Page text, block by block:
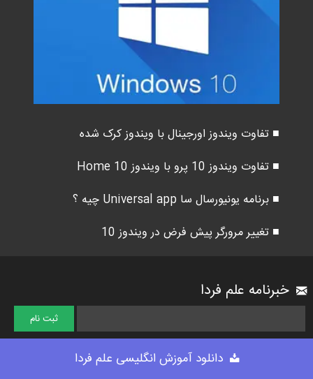
■ تفاوت ویندوز اورجینال با ویندوز کرک شده
■ تفاوت ویندوز 10 پرو با ویندوز 10 Home
■ برنامه یونیورسال سا Universal app چیه ؟
■ تغییر مرورگر پیش فرض در ویندوز 10
خبرنامه علم فردا
علم فردا در شبکه های اجتماعی
دانلود آموزش انگلیسی علم فردا